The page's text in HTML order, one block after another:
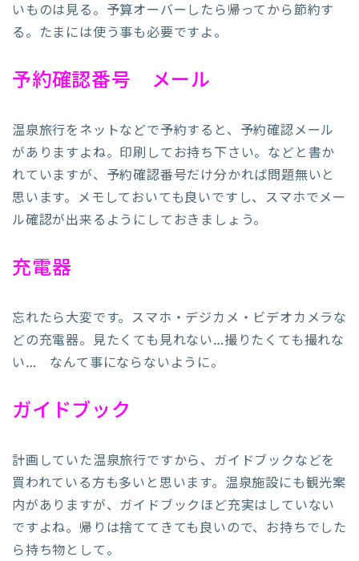
いものは見る。予算オーバーしたら帰ってから節約す
る。たまには使う事も必要ですよ。
予約確認番号 メール
温泉旅行をネットなどで予約すると、予約確認メール
がありますよね。印刷してお持ち下さい。などと書か
れていますが、予約確認番号だけ分かれば問題無いと
思います。メモしておいても良いですし、スマホでメー
ル確認が出来るようにしておきましょう。
充電器
忘れたら大変です。スマホ・デジカメ・ビデオカメラな
どの充電器。見たくても見れない…撮りたくても撮れな
い… なんて事にならないように。
ガイドブック
計画していた温泉旅行ですから、ガイドブックなどを
買われている方も多いと思います。温泉施設にも観光案
内がありますが、ガイドブックほど充実はしていない
ですよね。帰りは捨ててきても良いので、お持ちでした
ら持ち物として。